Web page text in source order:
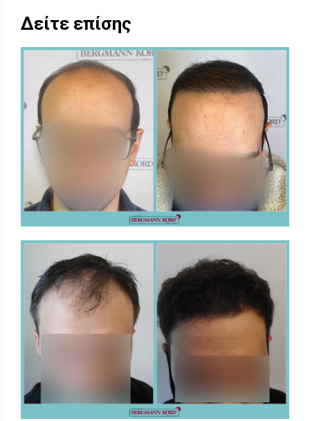
Δείτε επίσης
FUE - Αποτελέσματα - Photo Galleries
ΜΕΤΑΜΟΣΧΕΥΣΗ ΜΑΛΛΙΩΝ